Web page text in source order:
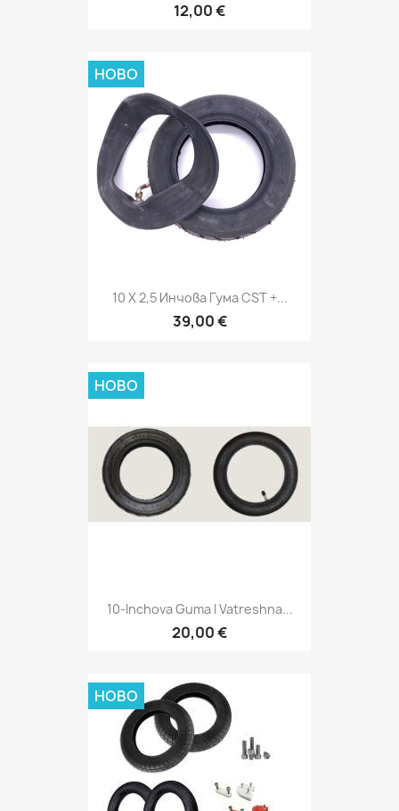
12,00 €
10 X 2,5 Инчова Гума CST +...
39,00 €
НОВО
10-Inchova Guma I Vatreshna...
20,00 €
НОВО
НОВО